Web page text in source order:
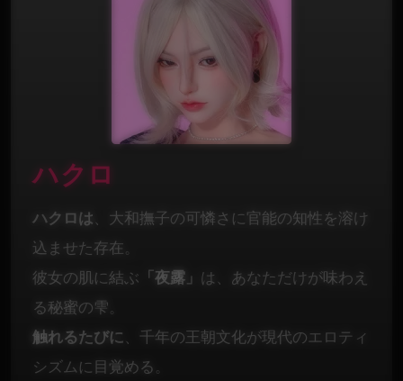
ハクロ
ハクロは、大和撫子の可憐さに官能の知性を溶け
込ませた存在。
彼女の肌に結ぶ 「夜露」 は、あなただけが味わえ
る秘蜜の雫。
触れるたびに、千年の王朝文化が現代のエロティ
シズムに目覚める。